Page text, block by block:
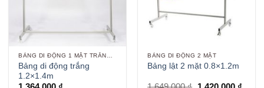
Bảng di động trắng
1.2×1.4m
BẢNG DI ĐỘNG 2 MẶT
Bảng lật 2 mặt 0.8×1.2m